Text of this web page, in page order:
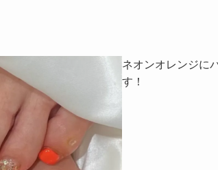
ネオンオレンジに
す！